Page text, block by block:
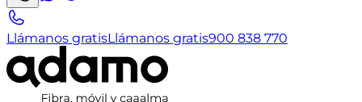
Llámanos gratisLlámanos gratis900 838 770